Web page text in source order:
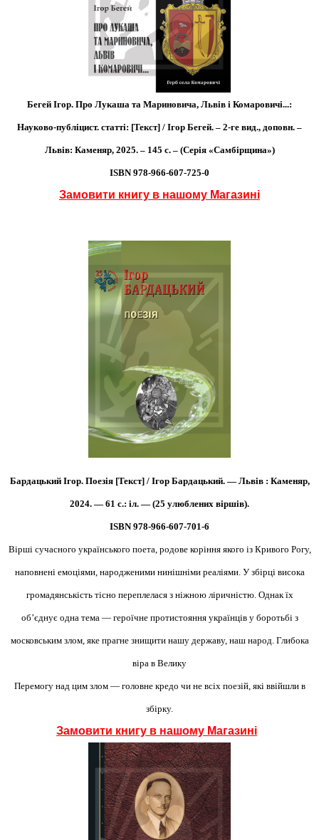
Бегей Ігор. Про Лукаша та Мариновича, Львів і Комаровичі...:
Науково-публіцист. статті: [Текст] / Ігор Бегей. – 2-ге вид., доповн. –
Львів: Каменяр, 2025. – 145 с. – (Серія «Самбірщина»)
ISBN 978-966-607-725-0
Замовити книгу в нашому Магазині
Бардацький Ігор. Поезія [Текст] / Ігор Бардацький. — Львів : Каменяр,
2024. — 61 с.: іл. — (25 улюблених віршів).
ISBN 978-966-607-701-6
Вірші сучасного українського поета, родове коріння якого із Кривого Рогу,
наповнені емоціями, народженими нинішніми реаліями. У збірці висока
громадянськість тісно переплелася з ніжною ліричністю. Однак їх
об’єднує одна тема — героїчне протистояння українців у боротьбі з
московським злом, яке прагне знищити нашу державу, наш народ. Глибока
віра в Велику
Перемогу над цим злом — головне кредо чи не всіх поезій, які ввійшли в
збірку.
Замовити книгу в нашому Магазині